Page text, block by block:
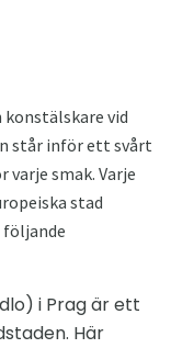
vid
står inför ett svårt
smak. Varje
stad
i Prag är ett
Här